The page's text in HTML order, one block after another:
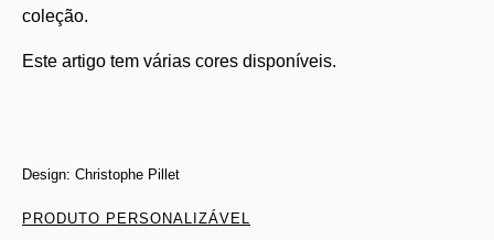
coleção.
Este artigo tem várias cores disponíveis.
Design: Christophe Pillet
PRODUTO PERSONALIZÁVEL